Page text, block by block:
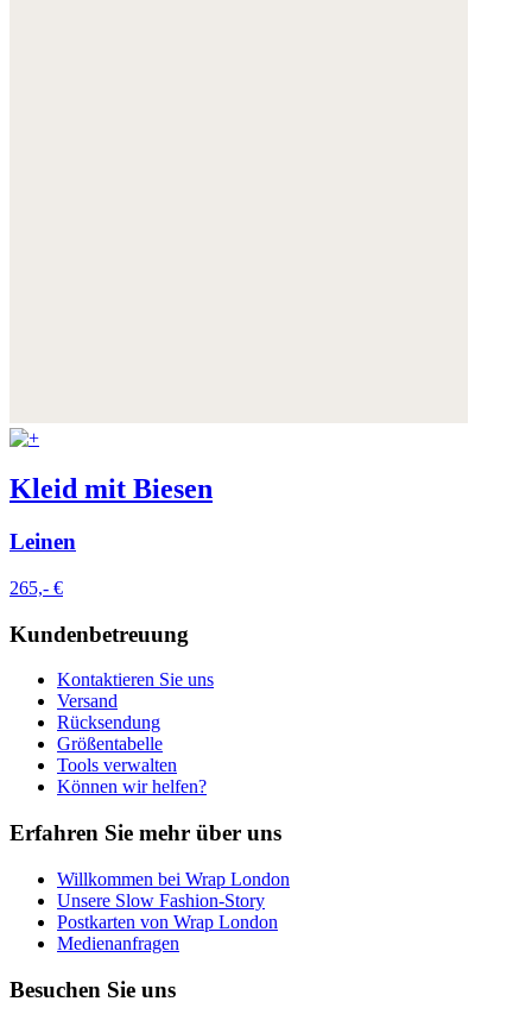
Kleid mit Biesen
Leinen
265,- €
Kundenbetreuung
Kontaktieren Sie uns
Versand
Rücksendung
Größentabelle
Tools verwalten
Können wir helfen?
Erfahren Sie mehr über uns
Willkommen bei Wrap London
Unsere Slow Fashion-Story
Postkarten von Wrap London
Medienanfragen
Besuchen Sie uns